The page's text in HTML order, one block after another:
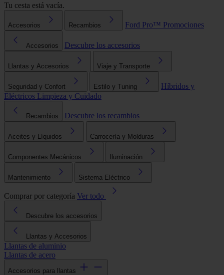
Tu cesta está vacía.
Accesorios Recambios Ford Pro™ Promociones
Accesorios Descubre los accesorios
Llantas y Accesorios Viaje y Transporte
Seguridad y Confort Estilo y Tuning
Híbridos y
Eléctricos Limpieza y Cuidado
Recambios Descubre los recambios
Aceites y Líquidos Carrocería y Molduras
Componentes Mecánicos Iluminación
Mantenimiento Sistema Eléctrico
Comprar por categoría Ver todo
Descubre los accesorios
Llantas y Accesorios
Llantas de aluminio
Llantas de acero
Accesorios para llantas